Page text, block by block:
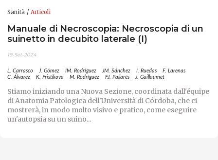
Sanità Articoli
Manuale di Necroscopia: Necroscopia di un
suinetto in decubito laterale (I)
19-Set-2024
L. Carrasco J. Gómez IM. Rodríguez JM. Sánchez I. Ruedas
F. Larenas
C. Álvarez
K. Fristikova M. Rodríguez FJ. Pallarés J. Guillaumet
Stiamo iniziando una Nuova Sezione, coordinata dall'équipe
di Anatomia Patologica dell'Università di Córdoba, che ci
mostrerà, in modo molto visivo e pratico, come eseguire
un'autopsia su un suino...